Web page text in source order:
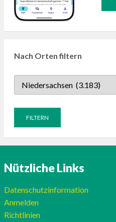
Nach Orten filtern
Nützliche Links
Datenschutzinformation
Anmelden
Richtlinien